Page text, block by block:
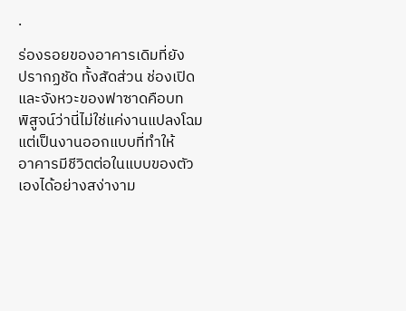
.
ร่องรอยของอาคารเดิมที่ยัง
ปรากฏชัด ทั้งสัดส่วน ช่องเปิด
และจังหวะของฟาซาดคือบท
พิสูจน์ว่านี่ไม่ใช่แค่งานแปลงโฉม
แต่เป็นงานออกแบบที่ทำให้
อาคารมีชีวิตต่อในแบบของตัว
เองได้อย่างสง่างาม